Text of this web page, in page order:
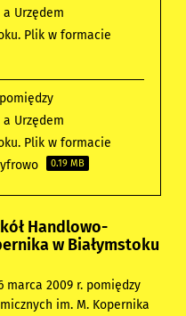
Urzędem
Plik w formacie
Urzędem
Plik w formacie
0.19 MB
Handlowo-
w Białymstoku
marca 2009 r. pomiędzy
im. M. Kopernika